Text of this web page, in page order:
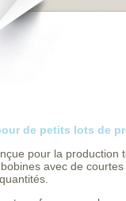
de petits lots de
pour la production
avec de